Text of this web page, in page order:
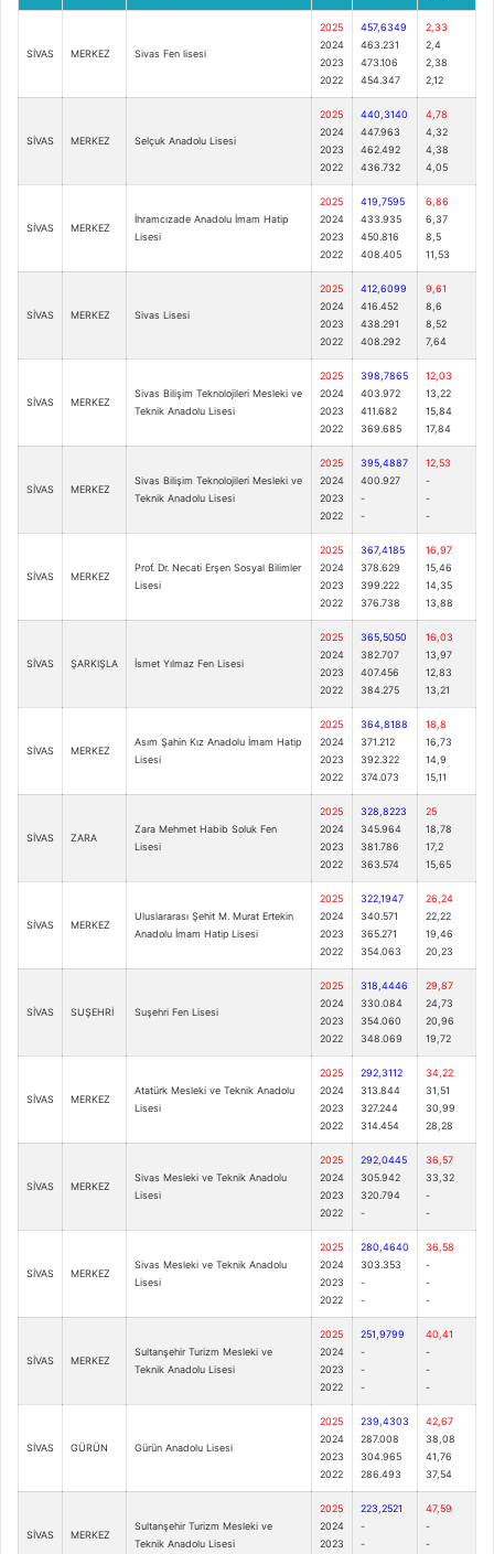
SİVAS MERKEZ Sivas Fen lisesi
2025
2024
2023
2022
457,6349
463.231
473.106
454.347
2,33
2,4
2,38
2,12
SİVAS MERKEZ Selçuk Anadolu Lisesi
2025
2024
2023
2022
440,3140
447.963
462.492
436.732
4,78
4,32
4,38
4,05
SİVAS MERKEZ
İhramcızade Anadolu İmam Hatip
Lisesi
2025
2024
2023
2022
419,7595
433.935
450.816
408.405
6,86
6,37
8,5
11,53
SİVAS MERKEZ Sivas Lisesi
2025
2024
2023
2022
412,6099
416.452
438.291
408.292
9,61
8,6
8,52
7,64
SİVAS MERKEZ
Sivas Bilişim Teknolojileri Mesleki ve
Teknik Anadolu Lisesi
2025
2024
2023
2022
398,7865
403.972
411.682
369.685
12,03
13,22
15,84
17,84
SİVAS MERKEZ
Sivas Bilişim Teknolojileri Mesleki ve
Teknik Anadolu Lisesi
2025
2024
2023
2022
395,4887
400.927
-
-
12,53
-
-
-
SİVAS MERKEZ
Prof. Dr. Necati Erşen Sosyal Bilimler
Lisesi
2025
2024
2023
2022
367,4185
378.629
399.222
376.738
16,97
15,46
14,35
13,88
SİVAS ŞARKIŞLA İsmet Yılmaz Fen Lisesi
2025
2024
2023
2022
365,5050
382.707
407.456
384.275
16,03
13,97
12,83
13,21
SİVAS MERKEZ
Asım Şahin Kız Anadolu İmam Hatip
Lisesi
2025
2024
2023
2022
364,8188
371.212
392.322
374.073
18,8
16,73
14,9
15,11
SİVAS ZARA
Zara Mehmet Habib Soluk Fen
Lisesi
2025
2024
2023
2022
328,8223
345.964
381.786
363.574
25
18,78
17,2
15,65
SİVAS MERKEZ
Uluslararası Şehit M. Murat Ertekin
Anadolu İmam Hatip Lisesi
2025
2024
2023
2022
322,1947
340.571
365.271
354.063
26,24
22,22
19,46
20,23
SİVAS SUŞEHRİ Suşehri Fen Lisesi
2025
2024
2023
2022
318,4446
330.084
354.060
348.069
29,87
24,73
20,96
19,72
SİVAS MERKEZ
Atatürk Mesleki ve Teknik Anadolu
Lisesi
2025
2024
2023
2022
292,3112
313.844
327.244
314.454
34,22
31,51
30,99
28,28
SİVAS MERKEZ
Sivas Mesleki ve Teknik Anadolu
Lisesi
2025
2024
2023
2022
292,0445
305.942
320.794
-
36,57
33,32
-
-
SİVAS MERKEZ
Sivas Mesleki ve Teknik Anadolu
Lisesi
2025
2024
2023
2022
280,4640
303.353
-
-
36,58
-
-
-
SİVAS MERKEZ
Sultanşehir Turizm Mesleki ve
Teknik Anadolu Lisesi
2025
2024
2023
2022
251,9799
-
-
-
40,41
-
-
-
SİVAS GÜRÜN Gürün Anadolu Lisesi
2025
2024
2023
2022
239,4303
287.008
304.965
286.493
42,67
38,08
41,76
37,54
SİVAS MERKEZ
Sultanşehir Turizm Mesleki ve
Teknik Anadolu Lisesi
2025
2024
2023
223,2521
-
-
47,59
-
-